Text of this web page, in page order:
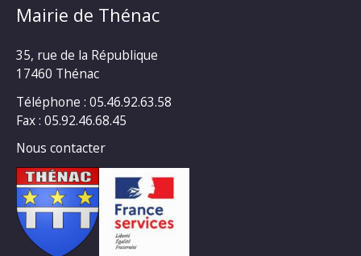
Mairie de Thénac
35, rue de la République
17460 Thénac
Téléphone : 05.46.92.63.58
Fax : 05.92.46.68.45
Nous contacter